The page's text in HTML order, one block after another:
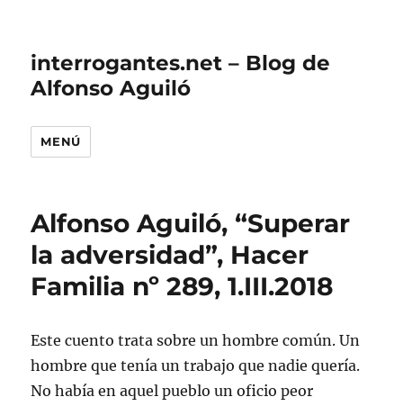
interrogantes.net – Blog de
Alfonso Aguiló
MENÚ
Alfonso Aguiló, “Superar
la adversidad”, Hacer
Familia nº 289, 1.III.2018
Este cuento trata sobre un hombre común. Un
hombre que tenía un trabajo que nadie quería.
No había en aquel pueblo un oficio peor